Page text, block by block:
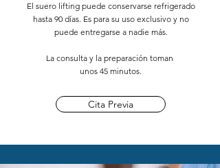
El suero lifting puede conservarse refrigerado
hasta 90 días. Es para su uso exclusivo y no
puede entregarse a nadie más.
La consulta y la preparación toman
unos 45 minutos.
Cita Previa